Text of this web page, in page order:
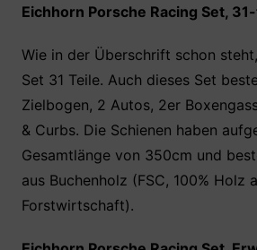
Eichhorn Porsche Racing Set,
Wie in der Überschrift schon
Set 31 Teile. Auch dieses Set
Zielbogen, 2 Autos, 2er
& Curbs. Die Schienen haben
Gesamtlänge von 350cm und
aus Buchenholz (FSC, 100% Holz
Forstwirtschaft).